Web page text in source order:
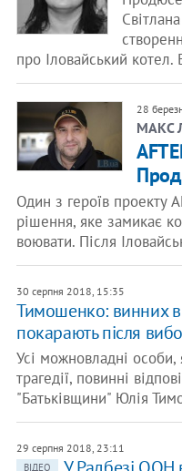
про Іловайський котел.
28
​МАКС
Один з героїв проекту
рішення, яке замикає
воювати. Після
30 серпня 2018, 15:35
Тимошенко: винних в
покарають після
Усі можновладні особи,
трагедії, повинні
"Батьківщини" Юлія
29 серпня 2018, 23:11
ВІДЕО